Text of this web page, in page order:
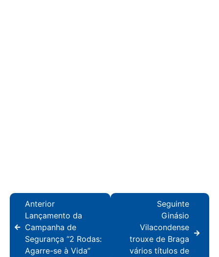
Anterior
Lançamento da
Campanha de
Segurança “2 Rodas:
Agarre-se à Vida”
Seguinte
Ginásio
Vilacondense
trouxe de Braga
vários títulos de